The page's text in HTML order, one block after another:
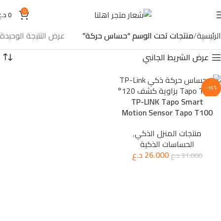
0
0
الرئيسية منتجات تحت الوسم “حساس حركة”
عرض النتيجة الوحيدة
عرض الشريط الجانبي
-16%
TP-LINK Tapo Smart
Motion Sensor Tapo T100
منتجات المنزل الذكي,
الحساسات الذكية
31.000د.ع26.000د.ع